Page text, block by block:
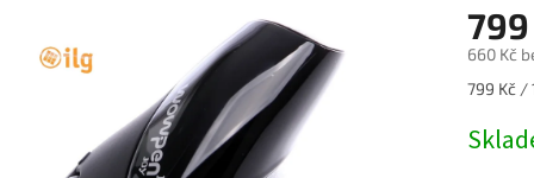
799
660 Kč
Měrná
799 Kč /